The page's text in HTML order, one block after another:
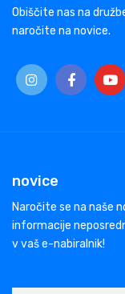
Obiščite nas na
naročite na novice.
novice
Naročite se na naše
informacije
v vaš e-nabiralnik!